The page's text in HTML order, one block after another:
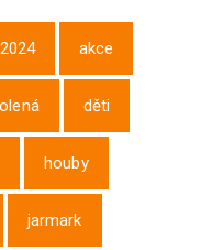
2024 akce
děti
houby
jarmark